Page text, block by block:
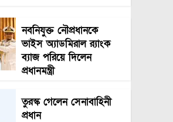
নবনিযুক্ত নৌপ্রধানকে
ভাইস অ্যাডমিরাল র‍্যাংক
ব্যাজ পরিয়ে দিলেন
প্রধানমন্ত্রী
তুরস্ক গেলেন সেনাবাহিনী
প্রধান